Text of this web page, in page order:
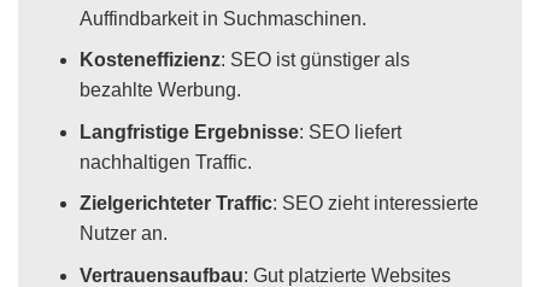
Auffindbarkeit in Suchmaschinen.
Kosteneffizienz: SEO ist günstiger als
bezahlte Werbung.
Langfristige Ergebnisse: SEO liefert
nachhaltigen Traffic.
Zielgerichteter Traffic: SEO zieht interessierte
Nutzer an.
Vertrauensaufbau: Gut platzierte Websites